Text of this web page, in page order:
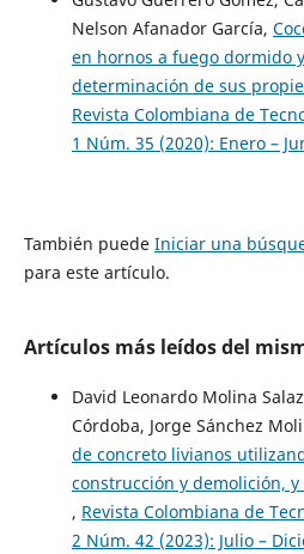
Nelson Afanador García,
en hornos a fuego dormido
determinación de sus
Revista Colombiana de
1 Núm. 35 (2020): Enero –
También puede Iniciar una
para este artículo.
Artículos más leídos del
David Leonardo Molina
Córdoba, Jorge Sánchez
de concreto livianos
construcción y demolición,
, Revista Colombiana de
2 Núm. 42 (2023): Julio –